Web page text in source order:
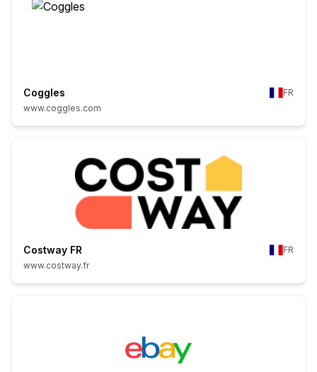
Coggles
FR
www.coggles.com
Costway FR
FR
www.costway.fr